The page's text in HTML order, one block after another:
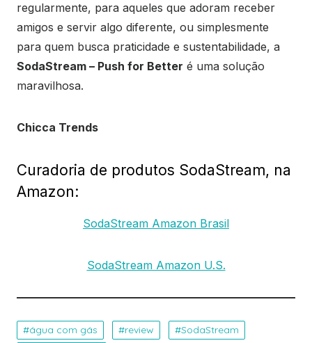
regularmente, para aqueles que adoram receber
amigos e servir algo diferente, ou simplesmente
para quem busca praticidade e sustentabilidade, a
SodaStream – Push for Better é uma solução
maravilhosa.
Chicca Trends
Curadoria de produtos SodaStream, na
Amazon:
SodaStream Amazon Brasil
SodaStream Amazon U.S.
água com gás review
SodaStream